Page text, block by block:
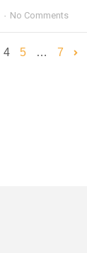
No Comments
4 5 … 7